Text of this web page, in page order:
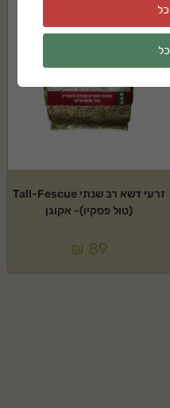
זרעי דשא רב שנתי Tall-Fescue
(טול פסקיו)- אקוגן
₪ 89